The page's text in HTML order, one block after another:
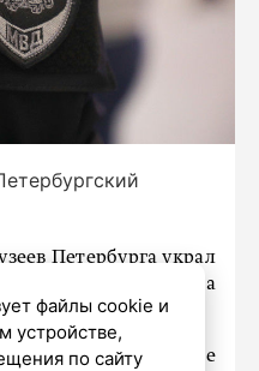
Петербурга украл
пишет 4 августа
музее
файлы cookie и
устройстве,
по сайту